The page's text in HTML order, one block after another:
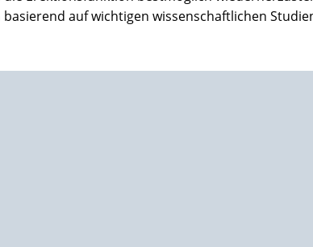
auf wichtigen wissenschaftlichen